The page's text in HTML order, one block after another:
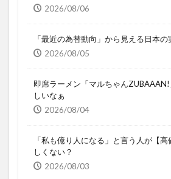
2026/08/06
「最近の為替動向」から見える日本
2026/08/05
即席ラーメン「マルちゃん
しいなぁ
2026/08/04
「私も億り人になる」と言う人が【
しくない？
2026/08/03